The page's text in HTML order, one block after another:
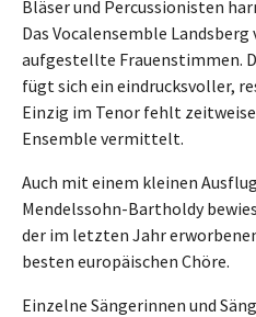
Bläser und Percussionisten
Das Vocalensemble
aufgestellte Frauenstimmen.
fügt sich ein eindrucksvoller,
Einzig im Tenor fehlt
Ensemble vermittelt.
Auch mit einem kleinen
Mendelssohn-Bartholdy
der im letzten Jahr
besten europäischen Chöre.
Einzelne Sängerinnen und